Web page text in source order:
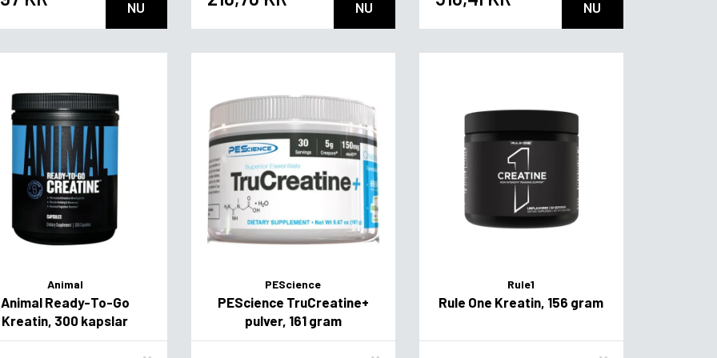
NU
NU
NU
Animal
Animal Ready-To-Go
Kreatin, 300 kapslar
PEScience
PEScience TruCreatine+
pulver, 161 gram
Rule1
Rule One Kreatin, 156 gram